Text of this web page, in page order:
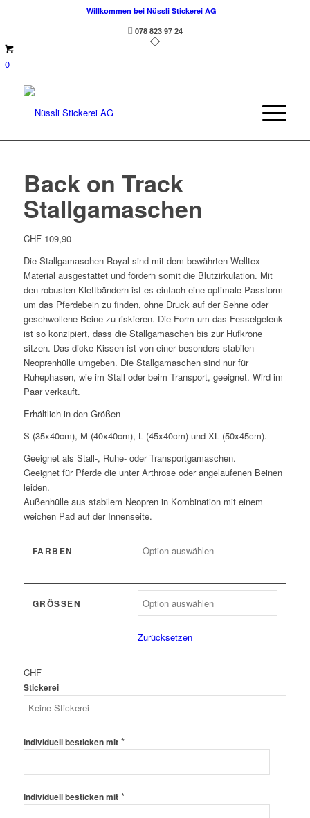
Willkommen bei Nüssli Stickerei AG
078 823 97 24
0
Back on Track
Stallgamaschen
CHF109,90
Die Stallgamaschen Royal sind mit dem bewährten Welltex
Material ausgestattet und fördern somit die Blutzirkulation. Mit
den robusten Klettbändern ist es einfach eine optimale Passform
um das Pferdebein zu finden, ohne Druck auf der Sehne oder
geschwollene Beine zu riskieren. Die Form um das Fesselgelenk
ist so konzipiert, dass die Stallgamaschen bis zur Hufkrone
sitzen. Das dicke Kissen ist von einer besonders stabilen
Neoprenhülle umgeben. Die Stallgamaschen sind nur für
Ruhephasen, wie im Stall oder beim Transport, geeignet. Wird im
Paar verkauft.
Erhältlich in den Größen
S (35x40cm), M (40x40cm), L (45x40cm) und XL (50x45cm).
Geeignet als Stall-, Ruhe- oder Transportgamaschen.
Geeignet für Pferde die unter Arthrose oder angelaufenen Beinen
leiden.
Außenhülle aus stabilem Neopren in Kombination mit einem
weichen Pad auf der Innenseite.
FARBEN
GRÖSSEN
Zurücksetzen
CHF
Stickerei
Individuell besticken mit*
Individuell besticken mit*